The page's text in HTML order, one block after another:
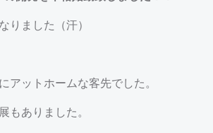
ました（汗）
ットホームな客先でした。
ありました。